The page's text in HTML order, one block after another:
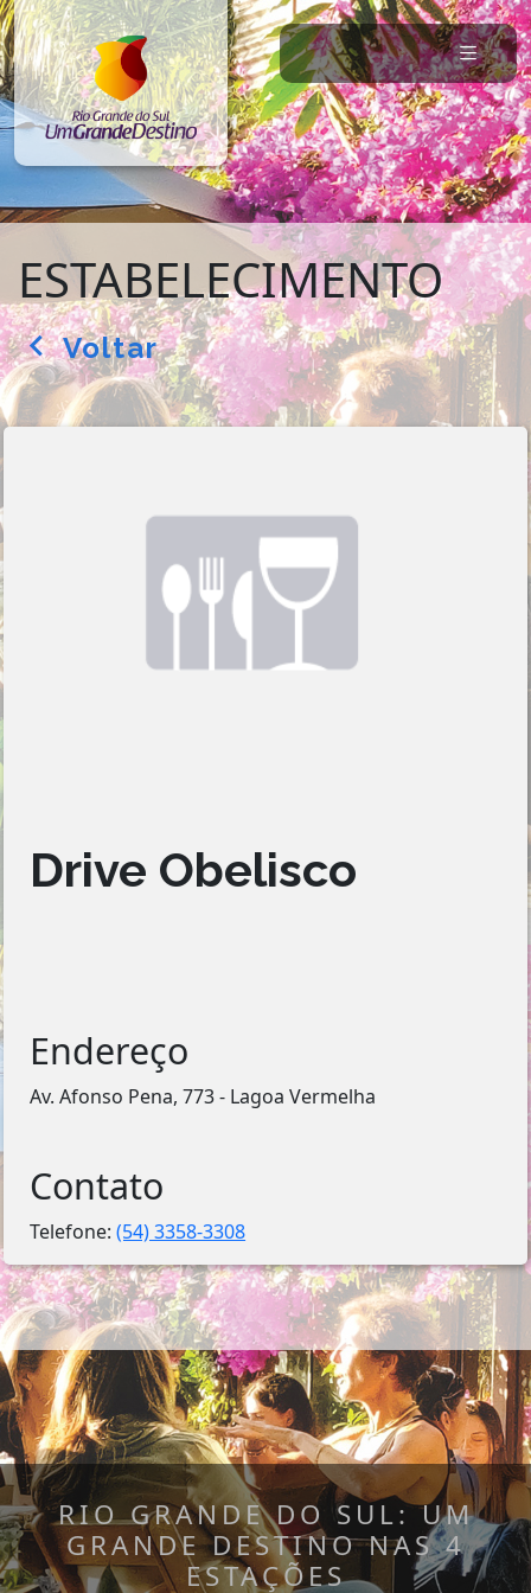
ESTABELECIMENTO
arrow_back_ios Voltar
Drive Obelisco
Endereço
Av. Afonso Pena, 773 - Lagoa Vermelha
Contato
Telefone:(54) 3358-3308
RIO GRANDE DO SUL: UM
GRANDE DESTINO NAS 4
ESTAÇÕES